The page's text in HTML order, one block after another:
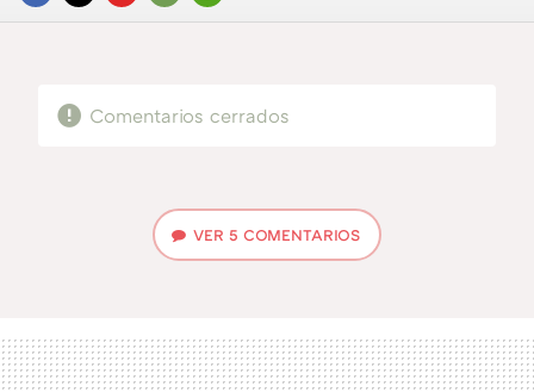
FACEBOOK
TWITTERFLIPBOARD
E-
WHATSAPP
Comentarios cerrados
VER 5 COMENTARIOS